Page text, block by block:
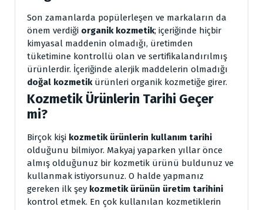
Son zamanlarda popülerleşen ve markaların da
önem verdiği organik kozmetik; içeriğinde hiçbir
kimyasal maddenin olmadığı, üretimden
tüketimine kontrollü olan ve sertifikalandırılmış
ürünlerdir. İçeriğinde alerjik maddelerin olmadığı
doğal kozmetik ürünleri organik kozmetiğe girer.
Kozmetik Ürünlerin Tarihi Geçer
mi?
Birçok kişi kozmetik ürünlerin kullanım tarihi
olduğunu bilmiyor. Makyaj yaparken yıllar önce
almış olduğunuz bir kozmetik ürünü buldunuz ve
kullanmak istiyorsunuz. O halde yapmanız
gereken ilk şey kozmetik ürünün üretim tarihini
kontrol etmek. En çok kullanılan kozmetiklerin